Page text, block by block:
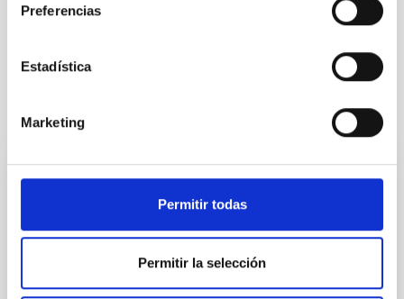
Preferencias
Estadística
Marketing
Permitir todas
Permitir la selección
Otras noticias relacionadas
Un gigantesco sistema de anillos
alrededor de un objeto subestelar provoca
un raro eclipse de su estrella anfitriona
durante 9 meses